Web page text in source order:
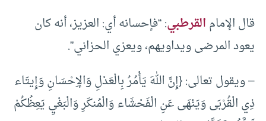
قال الإمامالقرطبي: “فإحسانه أي: العزيز، أنه كان
يعود المرضى ويداويهم، ويعزي الحزاني”.
– ويقول تعالى: {إِنَّ اللهَ يَأْمُرُ بِالْعَدْلِ وَالإِحْسَانِ وَإِيتَاء
ذِي الْقُرْبَى وَيَنْهَى عَنِ الْفَحْشَاء وَالْمُنكَرِ وَالْبَغْيِ يَعِظُكُمْ